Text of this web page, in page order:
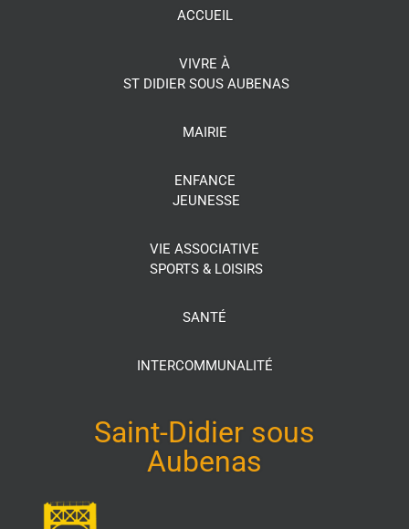
ACCUEIL
VIVRE À
ST DIDIER SOUS AUBENAS
MAIRIE
ENFANCE
JEUNESSE
VIE ASSOCIATIVE
SPORTS & LOISIRS
SANTÉ
INTERCOMMUNALITÉ
Saint-Didier sous
Aubenas